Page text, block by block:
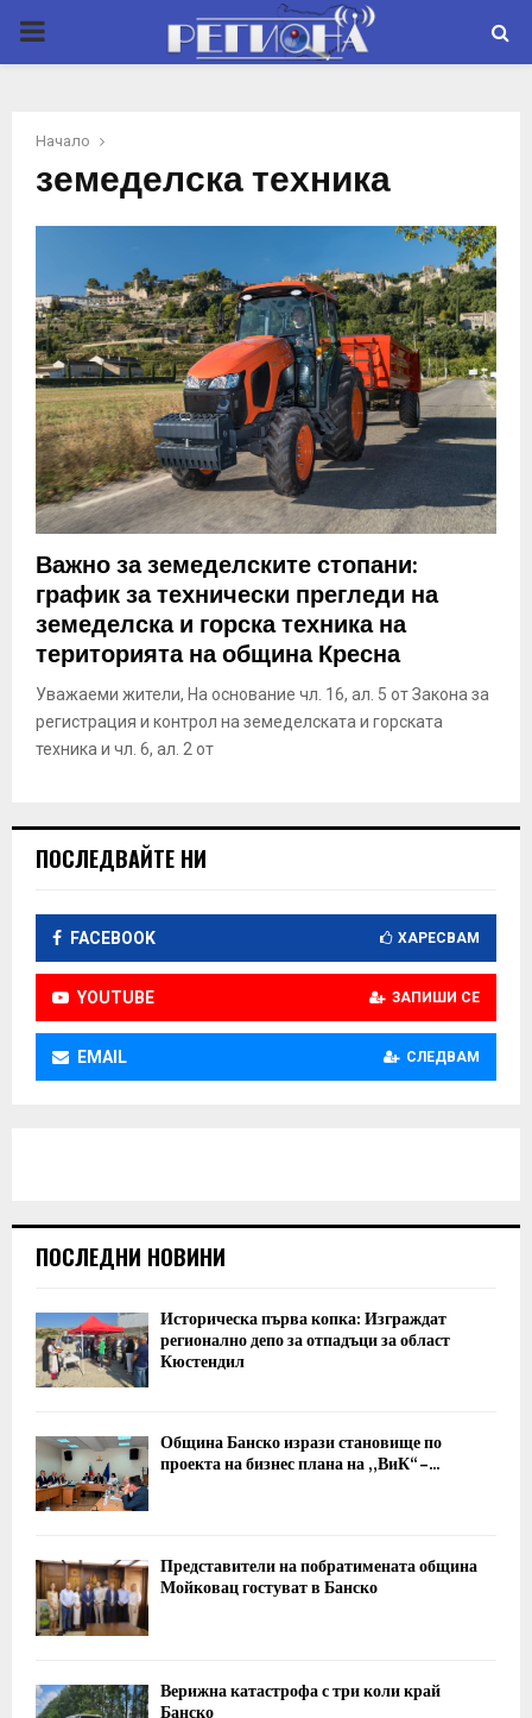
P
M
A
R
Y
M
N
Начало
земеделска техника
Важно за земеделските стопани:
график за технически прегледи на
земеделска и горска техника на
територията на община Кресна
Уважаеми жители, На основание чл. 16, ал. 5 от Закона за
регистрация и контрол на земеделската и горската
техника и чл. 6, ал. 2 от
ПОСЛЕДВАЙТЕ НИ
FACEBOOK ХАРЕСВАМ
YOUTUBE ЗАПИШИ СЕ
EMAIL СЛЕДВАМ
ПОСЛЕДНИ НОВИНИ
Историческа първа копка: Изграждат
регионално депо за отпадъци за област
Кюстендил
Община Банско изрази становище по
проекта на бизнес плана на „ВиК“ –...
Представители на побратимената община
Мойковац гостуват в Банско
Верижна катастрофа с три коли край
Банско